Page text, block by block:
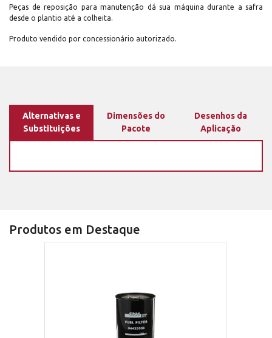
Peças de reposição para manutenção dá sua máquina durante a safra
desde o plantio até a colheita.
Produto vendido por concessionário autorizado.
Alternativas e
Substituições
Dimensões do
Pacote
Desenhos da
Aplicação
Produtos em Destaque